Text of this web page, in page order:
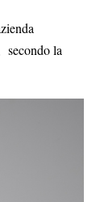
secondo la